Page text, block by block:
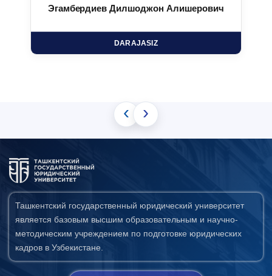
Эгамбердиев Дилшоджон Алишерович
DARAJASIZ
‹ ›
Ташкентский государственный юридический университет
является базовым высшим образовательным и научно-
методическим учреждением по подготовке юридических
кадров в Узбекистане.